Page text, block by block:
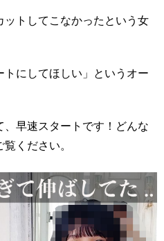
トしてこなかったという女
にしてほしい」というオー
早速スタートです！どんな
ください。